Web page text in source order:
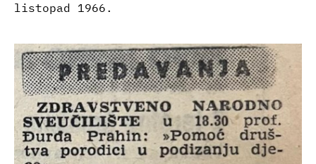
listopad 1966.